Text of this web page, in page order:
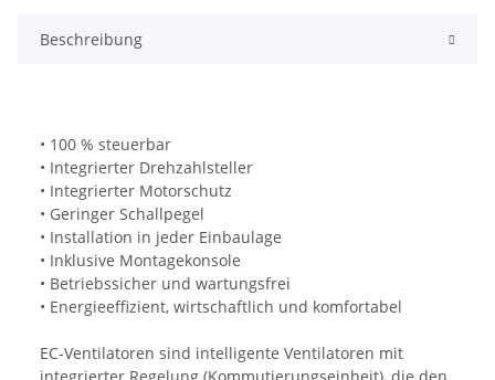
Beschreibung
• 100 % steuerbar
• Integrierter Drehzahlsteller
• Integrierter Motorschutz
• Geringer Schallpegel
• Installation in jeder Einbaulage
• Inklusive Montagekonsole
• Betriebssicher und wartungsfrei
• Energieeffizient, wirtschaftlich und komfortabel
EC-Ventilatoren sind intelligente Ventilatoren mit